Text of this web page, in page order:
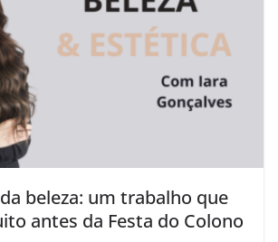
beleza: um trabalho que
antes da Festa do Colono